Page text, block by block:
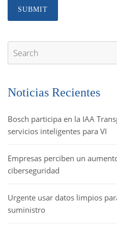
Noticias Recientes
Bosch participa en la IAA
servicios inteligentes para VI
Empresas perciben un
ciberseguridad
Urgente usar datos limpios
suministro